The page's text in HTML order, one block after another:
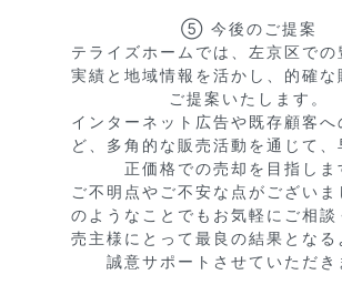
⑤ 今後のご提案
テライズホームでは、左京区での
実績と地域情報を活かし、的確な
ご提案いたします。
インターネット広告や既存顧客へ
ど、多角的な販売活動を通じて、
正価格での売却を目指しま
ご不明点やご不安な点がございま
のようなことでもお気軽にご相談
売主様にとって最良の結果となる
誠意サポートさせていただき